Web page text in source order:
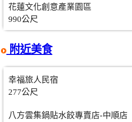
花蓮文化創意產業園區
990公尺
附近美食
幸福旅人民宿
277公尺
八方雲集鍋貼水餃專賣店-中順店